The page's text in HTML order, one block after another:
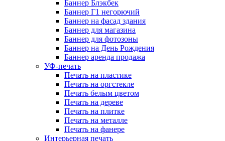
Баннер Блэкбек
Баннер Г1 негорючий
Баннер на фасад здания
Баннер для магазина
Баннер для фотозоны
Баннер на День Рождения
Баннер аренда продажа
УФ-печать
Печать на пластике
Печать на оргстекле
Печать белым цветом
Печать на дереве
Печать на плитке
Печать на металле
Печать на фанере
Интерьерная печать